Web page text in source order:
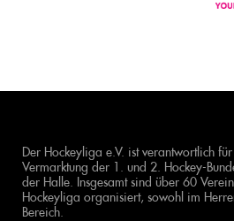
Der Hockeyliga e.V. ist verantwortlich
Vermarktung der 1. und 2. Hockey-
der Halle. Insgesamt sind über 60
Hockeyliga organisiert, sowohl im
Bereich.